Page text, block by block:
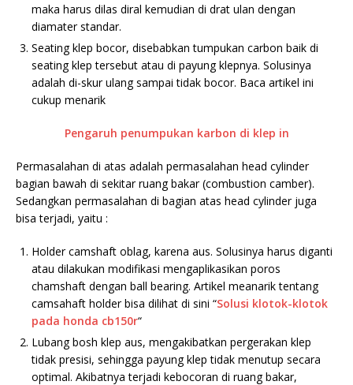
maka harus dilas diral kemudian di drat ulan dengan
diamater standar.
Seating klep bocor, disebabkan tumpukan carbon baik di
seating klep tersebut atau di payung klepnya. Solusinya
adalah di-skur ulang sampai tidak bocor. Baca artikel ini
cukup menarik
Pengaruh penumpukan karbon di klep in
Permasalahan di atas adalah permasalahan head cylinder
bagian bawah di sekitar ruang bakar (combustion camber).
Sedangkan permasalahan di bagian atas head cylinder juga
bisa terjadi, yaitu :
Holder camshaft oblag, karena aus. Solusinya harus diganti
atau dilakukan modifikasi mengaplikasikan poros
chamshaft dengan ball bearing. Artikel meanarik tentang
camsahaft holder bisa dilihat di sini “Solusi klotok-klotok
pada honda cb150r“
Lubang bosh klep aus, mengakibatkan pergerakan klep
tidak presisi, sehingga payung klep tidak menutup secara
optimal. Akibatnya terjadi kebocoran di ruang bakar,